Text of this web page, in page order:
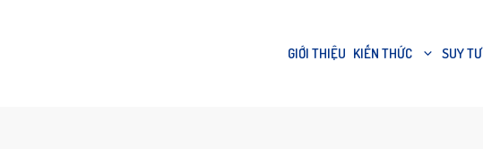
GIỚI THIỆU KIẾN THỨC SUY TƯ